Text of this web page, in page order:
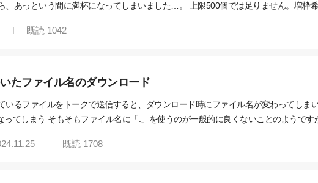
、あっという間に満杯になってしまいました…。 上限500個では足りません。増枠
既読 1042
たファイル名のダウンロード
いるファイルをトークで送信すると、ダウンロード時にファイル名が変わってし
しまう そもそもファイル名に「.」を使うのが一般的に良くないことのようです
既読 1708